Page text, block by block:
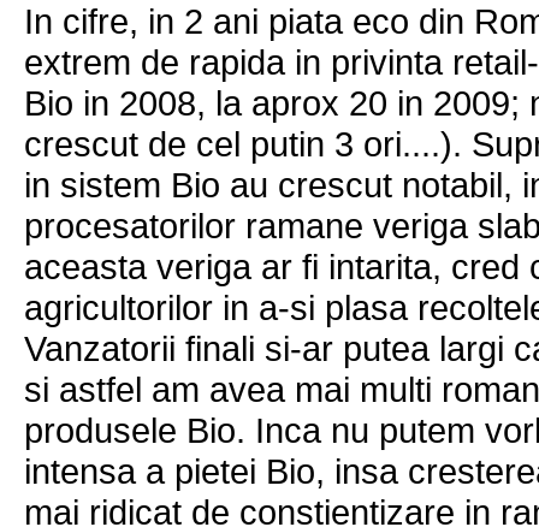
In cifre, in 2 ani piata eco din
extrem de rapida in privinta
Bio in 2008, la aprox 20 in 2009;
crescut de cel putin 3 ori....).
in sistem Bio au crescut notabil,
procesatorilor ramane veriga
aceasta veriga ar fi intarita, cred
agricultorilor in a-si plasa
Vanzatorii finali si-ar putea largi
si astfel am avea mai multi
produsele Bio. Inca nu putem
intensa a pietei Bio, insa
mai ridicat de constientizare in